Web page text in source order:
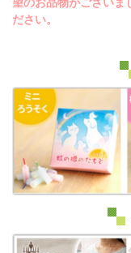
望のお品物がございま
ださい。